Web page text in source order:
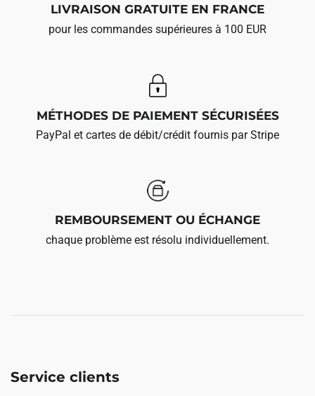
LIVRAISON GRATUITE EN FRANCE
pour les commandes supérieures à 100 EUR
MÉTHODES DE PAIEMENT SÉCURISÉES
PayPal et cartes de débit/crédit fournis par Stripe
REMBOURSEMENT OU ÉCHANGE
chaque problème est résolu individuellement.
Service clients